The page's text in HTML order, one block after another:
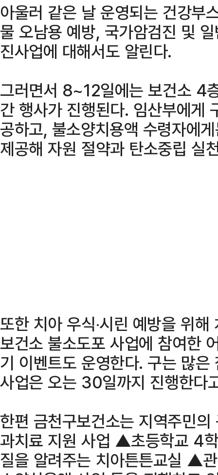
아울러 같은 날 운영되는 건강부
물 오남용 예방, 국가암검진 및
진사업에 대해서도 알린다.
그러면서 8~12일에는 보건소 4
간 행사가 진행된다. 임산부에게
공하고, 불소양치용액 수령자에
제공해 자원 절약과 탄소중립 실
또한 치아 우식‧시린 예방을 위
보건소 불소도포 사업에 참여한
기 이벤트도 운영한다. 구는 많
사업은 오는 30일까지 진행한다
한편 금천구보건소는 지역주민
과치료 지원 사업 ▲초등학교 4
질을 알려주는 치아튼튼교실 ▲